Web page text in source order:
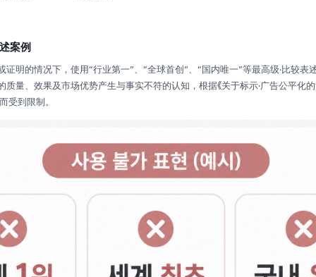
案例
证明的情况下，使用“行业第一”、“全球首创”、“国内唯一”等最高级·比较表
量、效果及市场优势产生与事实不符的认知，根据《关于标示·广告公平化
受到限制。